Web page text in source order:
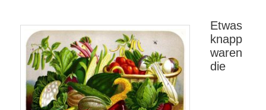
Etwas
knapp
waren
die